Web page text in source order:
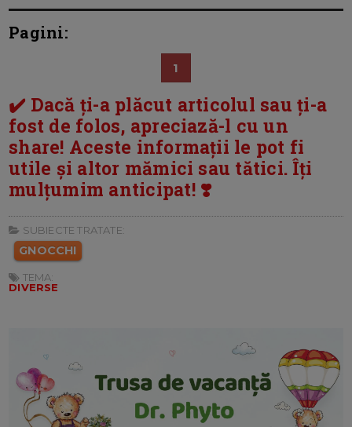
Pagini:
1
✔️ Dacă ți-a plăcut articolul sau ți-a
fost de folos, apreciază-l cu un
share! Aceste informații le pot fi
utile și altor mămici sau tătici. Îți
mulțumim anticipat! ❣️
SUBIECTE TRATATE:
GNOCCHI
TEMA:
DIVERSE